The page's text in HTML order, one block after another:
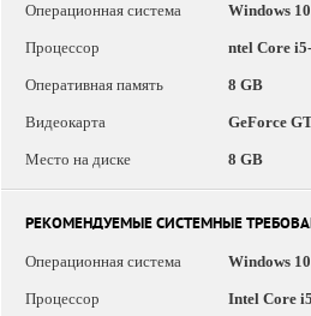
Операционная система
Windows 10
Процессор ntel Core
Оперативная память 8 GB
Видеокарта GeForce
Место на диске 8 GB
РЕКОМЕНДУЕМЫЕ СИСТЕМНЫЕ
Операционная система
Windows 10
Процессор Intel Core